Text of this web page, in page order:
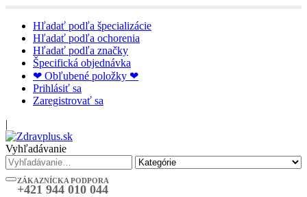
Hľadať podľa špecializácie
Hľadať podľa ochorenia
Hľadať podľa značky
Špecifická objednávka
❤ Obľubené položky ❤
Prihlásiť sa
Zaregistrovať sa
|
Vyhľadávanie
ZÁKAZNÍCKA PODPORA
+421 944 010 044